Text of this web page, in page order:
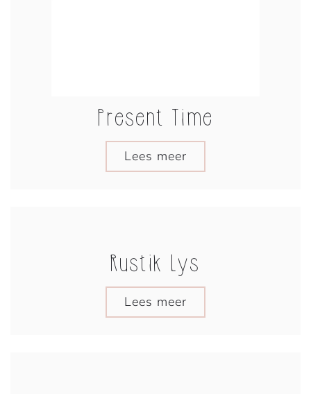
Present Time
Lees meer
Rustik Lys
Lees meer